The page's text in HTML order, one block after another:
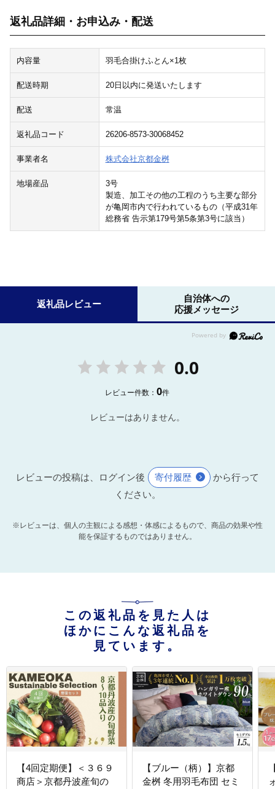
返礼品詳細・お申込み・配送
内容量 羽毛合掛けふとん×1枚
配送時期 20日以内に発送いたします
配送 常温
返礼品コード 26206-8573-30068452
事業者名 株式会社京都金桝
地場産品
3号
製造、加工その他の工程のうち主要な部分
が亀岡市内で行われているもの（平成31年
総務省 告示第179号第5条第3号に該当）
返礼品レビュー
自治体への
応援メッセージ
0.0
レビュー件数：0件
レビューはありません。
レビューの投稿は、ログイン後 寄付履歴
から行って
ください。
※レビューは、個人の主観による感想・体感によるもので、商品の効果や性
能を保証するものではありません。
この返礼品を見た人は
ほかにこんな返礼品を
見ています。
【4回定期便】＜３６９
商店＞京都丹波産旬の
【ブルー（柄）】京都
金桝 冬用羽毛布団 セミ